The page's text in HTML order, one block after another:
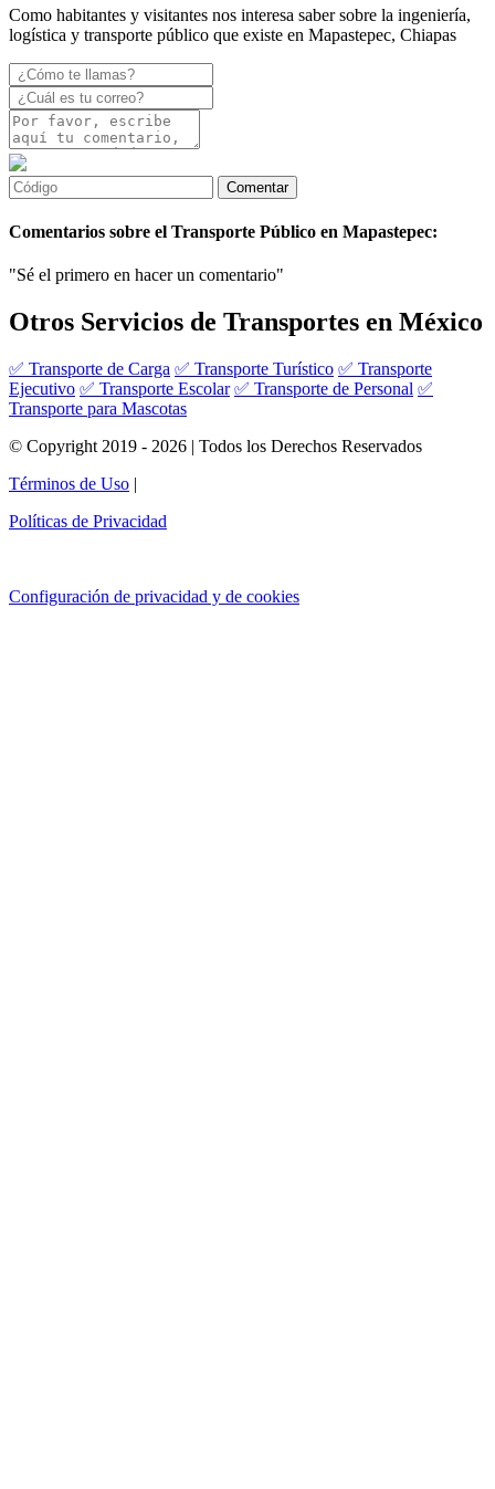
Como habitantes y visitantes nos interesa saber sobre la ingeniería,
logística y transporte público que existe en Mapastepec, Chiapas
Comentarios sobre el Transporte Público en Mapastepec:
"Sé el primero en hacer un comentario"
Otros Servicios de Transportes en México
✅ Transporte de Carga ✅ Transporte Turístico ✅ Transporte
Ejecutivo ✅ Transporte Escolar ✅ Transporte de Personal ✅
Transporte para Mascotas
© Copyright 2019 - 2026 | Todos los Derechos Reservados
Términos de Uso |
Políticas de Privacidad
Configuración de privacidad y de cookies